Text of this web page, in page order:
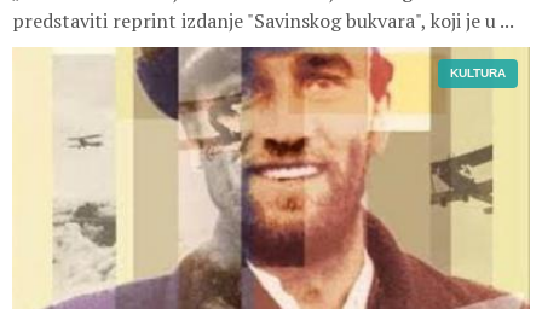
predstaviti reprint izdanje "Savinskog bukvara", koji je u ...
KULTURA